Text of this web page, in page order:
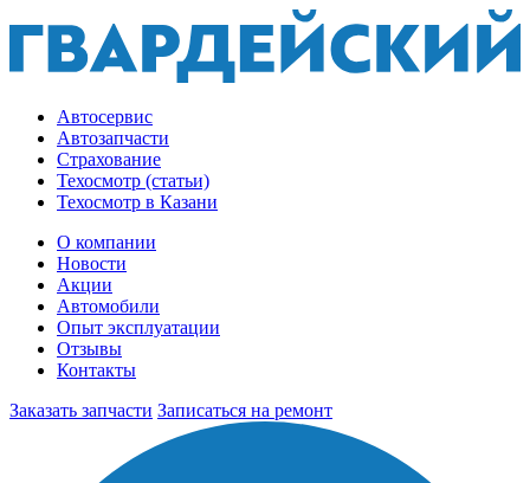
Автосервис
Автозапчасти
Страхование
Техосмотр (статьи)
Техосмотр в Казани
О компании
Новости
Акции
Автомобили
Опыт эксплуатации
Отзывы
Контакты
Заказать запчасти Записаться на ремонт